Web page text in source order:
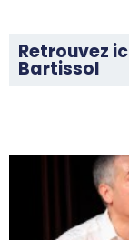
Retrouvez
Bartissol